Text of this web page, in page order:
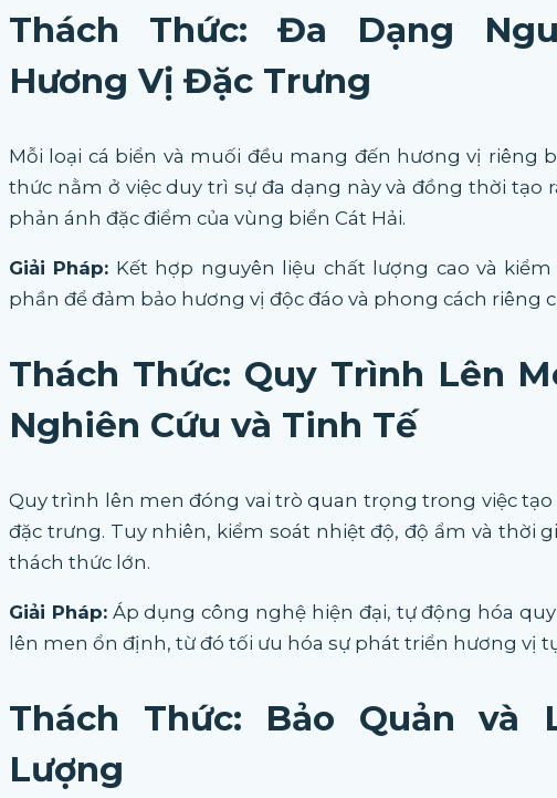
Thách Thức: Đa Dạng
Hương Vị Đặc Trưng
Mỗi loại cá biển và muối đều mang đến hương vị riêng
thức nằm ở việc duy trì sự đa dạng này và đồng thời tạo
phản ánh đặc điểm của vùng biển Cát Hải.
Giải Pháp: Kết hợp nguyên liệu chất lượng cao và
phần để đảm bảo hương vị độc đáo và phong cách riêng
Thách Thức: Quy Trình Lên
Nghiên Cứu và Tinh Tế
Quy trình lên men đóng vai trò quan trọng trong việc
đặc trưng. Tuy nhiên, kiểm soát nhiệt độ, độ ẩm và thời
thách thức lớn.
Giải Pháp:Áp dụng công nghệ hiện đại, tự động hóa
lên men ổn định, từ đó tối ưu hóa sự phát triển hương vị
Thách Thức: Bảo Quản và
Lượng